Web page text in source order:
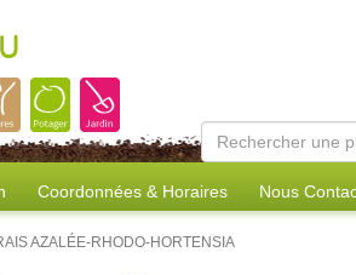
Coordonnées & Horaires Nous
AZALÉE-RHODO-HORTENSIA